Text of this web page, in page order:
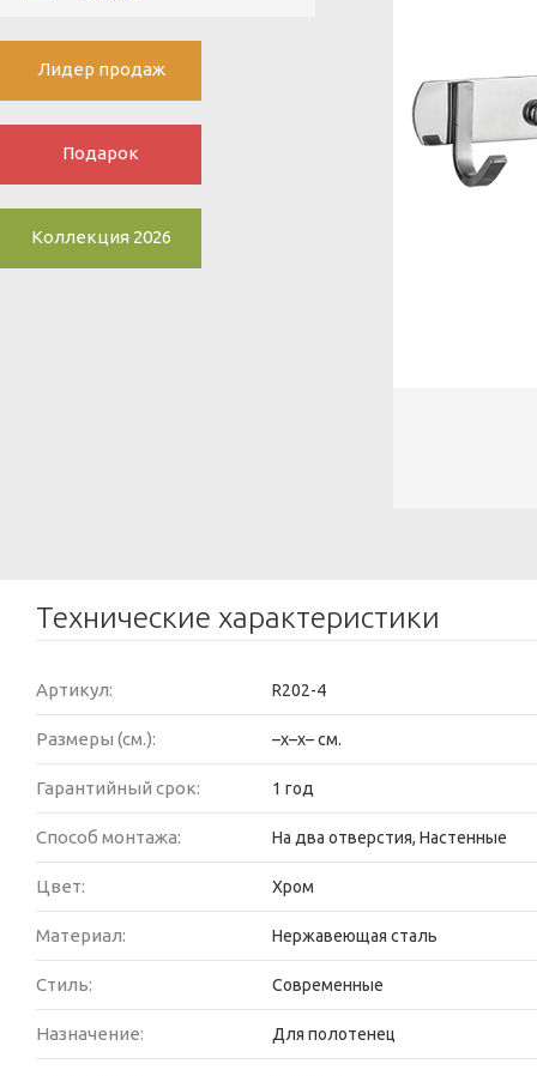
Лидер продаж
Подарок
Коллекция 2026
Технические характеристики
Артикул: R202-4
Размеры (см.): –x–x– см.
Гарантийный срок: 1 год
Способ монтажа: На два отверстия, Настенные
Цвет: Хром
Материал: Нержавеющая сталь
Стиль: Современные
Назначение: Для полотенец